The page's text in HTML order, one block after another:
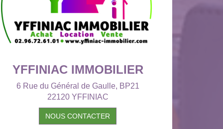
YFFINIAC IMMOBILIER
6 Rue du Général de Gaulle, BP21
22120 YFFINIAC
NOUS CONTACTER